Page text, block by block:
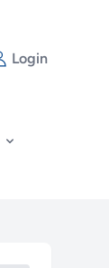
Login